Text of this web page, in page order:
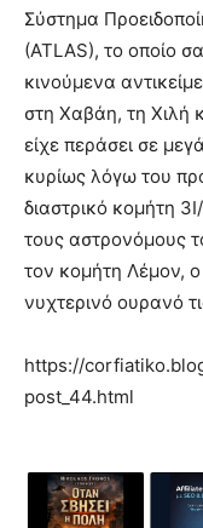
Σύστημα
(ATLAS), το οποίο
κινούμενα
στη Χαβάη, τη Χιλή
είχε περάσει σε
κυρίως λόγω του
διαστρικό κομήτη
τους αστρονόμους
τον κομήτη Λέμον,
νυχτερινό ουρανό
https://
post_44.html